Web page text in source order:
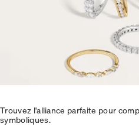
Trouvez l'alliance parfaite pour
symboliques.